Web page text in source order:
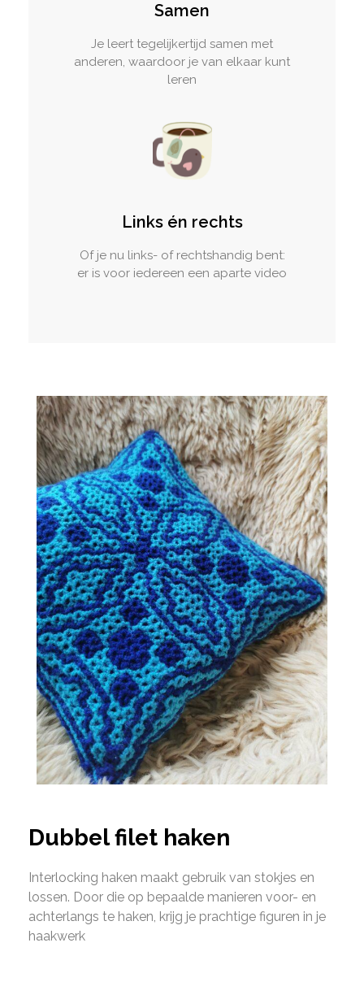
Samen
Je leert tegelijkertijd samen met
anderen, waardoor je van elkaar kunt
leren
Links én rechts
Of je nu links- of rechtshandig bent:
er is voor iedereen een aparte video
Dubbel filet haken
Interlocking haken maakt gebruik van stokjes en
lossen. Door die op bepaalde manieren voor- en
achterlangs te haken, krijg je prachtige figuren in je
haakwerk